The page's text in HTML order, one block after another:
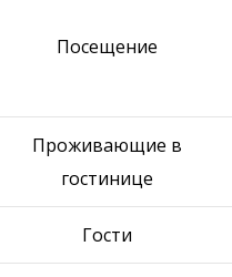
Посещение
Проживающие в
гостинице
Гости